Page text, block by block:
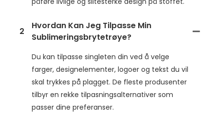
2
Hvordan Kan Jeg Tilpasse Min
Sublimeringsbrytetrøye?
Du kan tilpasse singleten din ved å velge
farger, designelementer, logoer og tekst du vil
skal trykkes på plagget. De fleste produsenter
tilbyr en rekke tilpasningsalternativer som
passer dine preferanser.